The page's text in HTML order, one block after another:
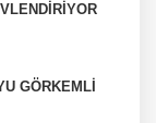
GÖRKEMLİ